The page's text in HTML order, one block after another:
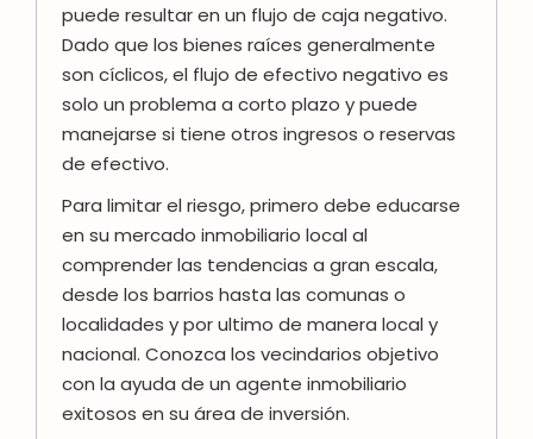
puede resultar en un flujo de caja negativo.
Dado que los bienes raíces generalmente
son cíclicos, el flujo de efectivo negativo es
solo un problema a corto plazo y puede
manejarse si tiene otros ingresos o reservas
de efectivo.
Para limitar el riesgo, primero debe educarse
en su mercado inmobiliario local al
comprender las tendencias a gran escala,
desde los barrios hasta las comunas o
localidades y por ultimo de manera local y
nacional. Conozca los vecindarios objetivo
con la ayuda de un agente inmobiliario
exitosos en su área de inversión.